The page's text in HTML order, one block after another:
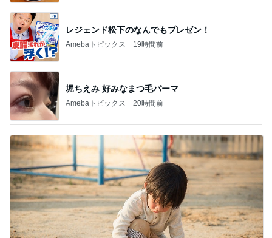
レジェンド松下のなんでもプレゼン！
Amebaトピックス 19時間前
堀ちえみ 好みなまつ毛パーマ
Amebaトピックス 20時間前